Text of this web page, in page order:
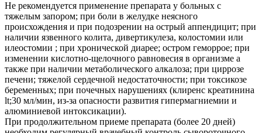
Не рекомендуется применение препарата у больных с
тяжелым запором; при боли в желудке неясного
происхождения и при подозрении на острый аппендицит; при
наличии язвенного колита, дивертикулеза, колостомии или
илеостомии ; при хронической диарее; остром геморрое; при
изменении кислотно-щелочного равновесия в организме а
также при наличии метаболического алкалоза; при циррозе
печени; тяжелой сердечной недостаточности; при токсикозе
беременных; при почечных нарушениях (клиренс креатинина
lt;30 мл/мин, из-за опасности развития гипермагниемии и
алюминиевой интоксикации).
При продолжительном приеме препарата (более 20 дней)